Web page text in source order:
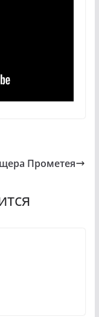
Прометея